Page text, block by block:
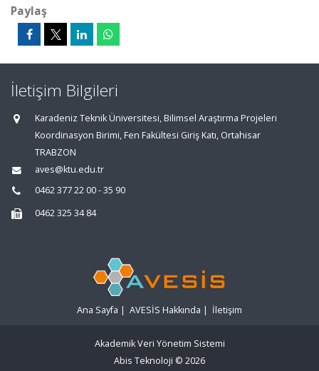
Paylaş
İletişim Bilgileri
Karadeniz Teknik Üniversitesi, Bilimsel Araştırma Projeleri
Koordinasyon Birimi, Fen Fakültesi Giriş Katı, Ortahisar
TRABZON
aves@ktu.edu.tr
0462 377 22 00 - 35 90
0462 325 34 84
Ana Sayfa | AVESİS Hakkında | İletişim
Akademik Veri Yönetim Sistemi
Abis Teknoloji © 2026